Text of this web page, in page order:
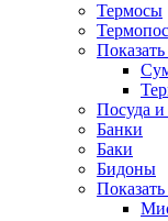
Термосы
Посуда и
Банки
Баки
Бидоны